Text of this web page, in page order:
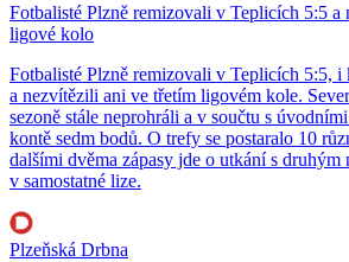
Fotbalisté Plzně remizovali v Teplicích 5:5 a
ligové kolo
Fotbalisté Plzně remizovali v Teplicích 5:5,
a nezvítězili ani ve třetím ligovém kole.
sezoně stále neprohráli a v součtu s
kontě sedm bodů. O trefy se postaralo 10
dalšími dvěma zápasy jde o utkání s druhým
v samostatné lize.
Plzeňská Drbna